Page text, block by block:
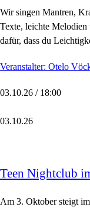
Wir singen Mantren,
Texte, leichte Melodien
dafür, dass du
Veranstalter: Otelo
03.10.26 / 18:00
03.10.26
Teen Nightclub
Am 3. Oktober steigt